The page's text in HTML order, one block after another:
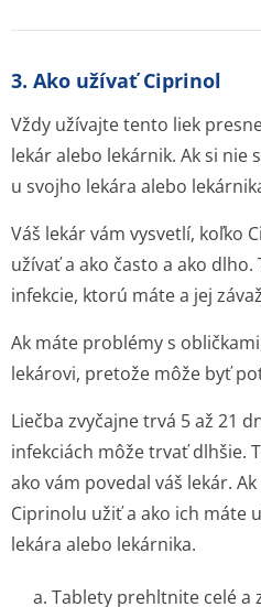
3. Ako užívať Ciprinol
Vždy užívajte tento liek
lekár alebo lekárnik. Ak si nie
u svojho lekára alebo
Váš lekár vám vysvetlí, koľko
užívať a ako často a ako
infekcie, ktorú máte a jej
Ak máte problémy s
lekárovi, pretože môže byť
Liečba zvyčajne trvá 5 až 21
infekciách môže trvať dlhšie.
ako vám povedal váš lekár.
Ciprinolu užiť a ako ich máte
lekára alebo lekárnika.
a. Tablety prehltnite celé